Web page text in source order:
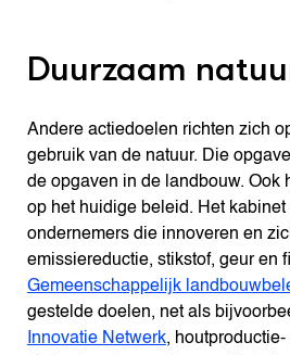
Duurzaam
Andere actiedoelen richten zich
gebruik van de natuur. Die
de opgaven in de landbouw. Ook
op het huidige beleid. Het
ondernemers die innoveren en
emissiereductie, stikstof, geur en
Gemeenschappelijk
gestelde doelen, net als
Innovatie Netwerk,